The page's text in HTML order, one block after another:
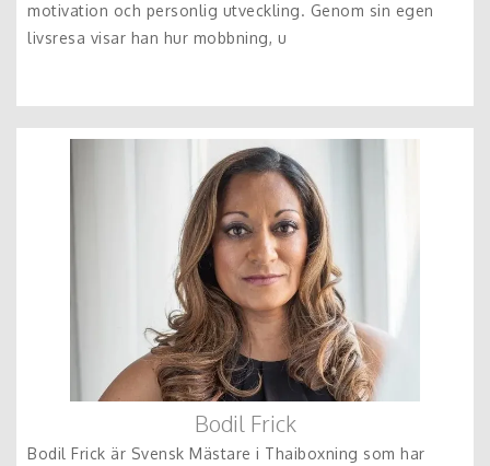
motivation och personlig utveckling. Genom sin egen
livsresa visar han hur mobbning, u
Bodil Frick
Bodil Frick är Svensk Mästare i Thaiboxning som har